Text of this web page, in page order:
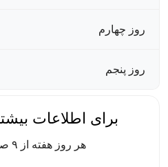
روز چهارم
روز پنجم
برای اطلاعات
هر روز هفته از ۹ صبح تا ۱۲ شب